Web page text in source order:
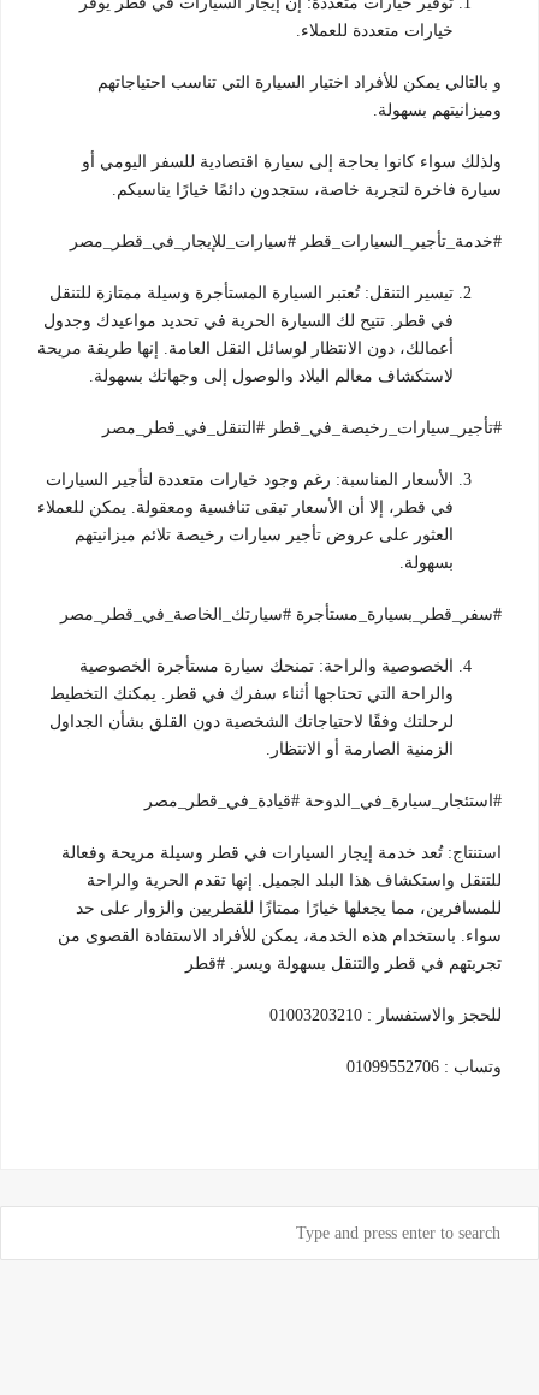
خيارات متعددة للعملاء.
و بالتالي يمكن للأفراد اختيار السيارة التي تناسب احتياجاتهم
وميزانيتهم بسهولة.
ولذلك سواء كانوا بحاجة إلى سيارة اقتصادية للسفر اليومي أو
سيارة فاخرة لتجربة خاصة، ستجدون دائمًا خيارًا يناسبكم.
#خدمة_تأجير_السيارات_قطر #سيارات_للإيجار_في_قطر_مصر
تيسير التنقل: تُعتبر السيارة المستأجرة وسيلة ممتازة للتنقل
في قطر. تتيح لك السيارة الحرية في تحديد مواعيدك وجدول
أعمالك، دون الانتظار لوسائل النقل العامة. إنها طريقة مريحة
لاستكشاف معالم البلاد والوصول إلى وجهاتك بسهولة.
#تأجير_سيارات_رخيصة_في_قطر #التنقل_في_قطر_مصر
الأسعار المناسبة: رغم وجود خيارات متعددة لتأجير السيارات
في قطر، إلا أن الأسعار تبقى تنافسية ومعقولة. يمكن للعملاء
العثور على عروض تأجير سيارات رخيصة تلائم ميزانيتهم
بسهولة.
#سفر_قطر_بسيارة_مستأجرة #سيارتك_الخاصة_في_قطر_مصر
الخصوصية والراحة: تمنحك سيارة مستأجرة الخصوصية
والراحة التي تحتاجها أثناء سفرك في قطر. يمكنك التخطيط
لرحلتك وفقًا لاحتياجاتك الشخصية دون القلق بشأن الجداول
الزمنية الصارمة أو الانتظار.
#استئجار_سيارة_في_الدوحة #قيادة_في_قطر_مصر
استنتاج: تُعد خدمة إيجار السيارات في قطر وسيلة مريحة وفعالة
للتنقل واستكشاف هذا البلد الجميل. إنها تقدم الحرية والراحة
للمسافرين، مما يجعلها خيارًا ممتازًا للقطريين والزوار على حد
سواء. باستخدام هذه الخدمة، يمكن للأفراد الاستفادة القصوى من
تجربتهم في قطر والتنقل بسهولة ويسر. #قطر
للحجز والاستفسار : 01003203210
وتساب : 01099552706